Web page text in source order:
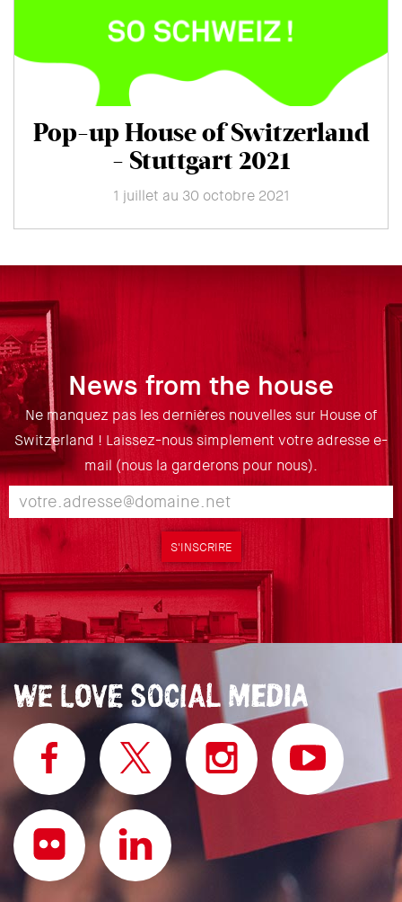
Pop-up House of Switzerland
- Stuttgart 2021
1 juillet au 30 octobre 2021
News from the house
Ne manquez pas les dernières nouvelles sur House of
Switzerland ! Laissez-nous simplement votre adresse e-
mail (nous la garderons pour nous).
S'INSCRIRE